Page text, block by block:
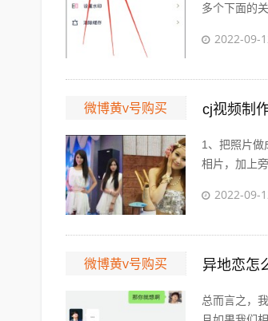
多个下面的
2022-09-
微博黄v号购买 cj视频制
1、把照片做
相片，加上
2022-09-
微博黄v号购买 异地恋怎
总而言之，